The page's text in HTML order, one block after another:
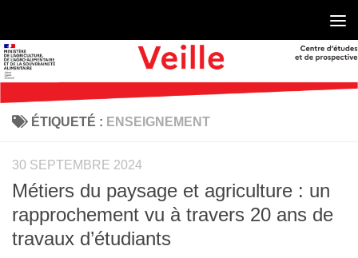
ÉTIQUETÉ : ENSEIGNEMENT
30 SEPTEMBRE 2024
Métiers du paysage et agriculture : un
rapprochement vu à travers 20 ans de
travaux d’étudiants